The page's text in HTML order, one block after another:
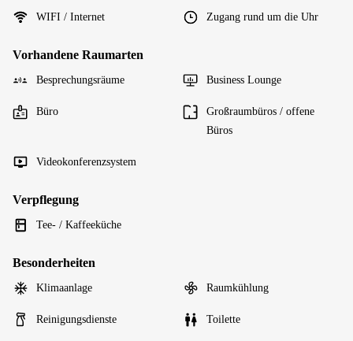
WIFI / Internet Zugang rund um die Uhr
Vorhandene Raumarten
Besprechungsräume Business Lounge
Büro
Großraumbüros / offene
Büros
Videokonferenzsystem
Verpflegung
Tee- / Kaffeeküche
Besonderheiten
Klimaanlage Raumkühlung
Reinigungsdienste Toilette